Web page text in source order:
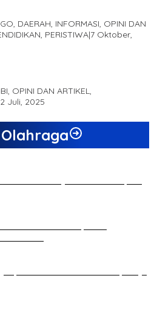
DAERAH, INFORMASI, OPINI DAN
PERISTIWA|7 Oktober,
OPINI DAN ARTIKEL,
2 Juli, 2025